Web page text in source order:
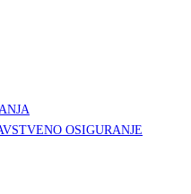
OSIGURANJE